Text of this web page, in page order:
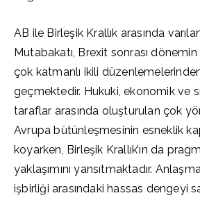
AB ile Birleşik Krallık arasında
Mutabakatı, Brexit sonrası
çok katmanlı ikili
geçmektedir. Hukuki, ekonomik ve
taraflar arasında oluşturulan çok
Avrupa bütünleşmesinin esneklik
koyarken, Birleşik Krallık’ın da
yaklaşımını yansıtmaktadır.
işbirliği arasındaki hassas dengeyi